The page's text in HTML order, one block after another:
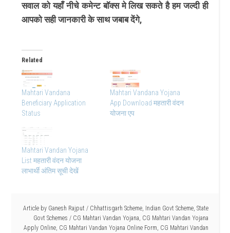
सवाल को यहाँ नीचे कमेन्ट बॉक्स मे लिख सकते है हम जल्दी ही
आपको सही जानकारी के साथ जबाब देंगे,
Related
Mahtari Vandana
Beneficiary Application
Status
Mahtari Vandana Yojana
App Download महतारी वंदन
योजना एप
Mahtari Vandan Yojana
List महतारी वंदन योजना
लाभार्थी अंतिम सूची देखें
Article by Ganesh Rajput / Chhattisgarh Scheme, Indian Govt Scheme, State
Govt Schemes / CG Mahtari Vandan Yojana CG Mahtari Vandan Yojana
Apply Online, CG Mahtari Vandan Yojana Online Form CG Mahtari Vandan